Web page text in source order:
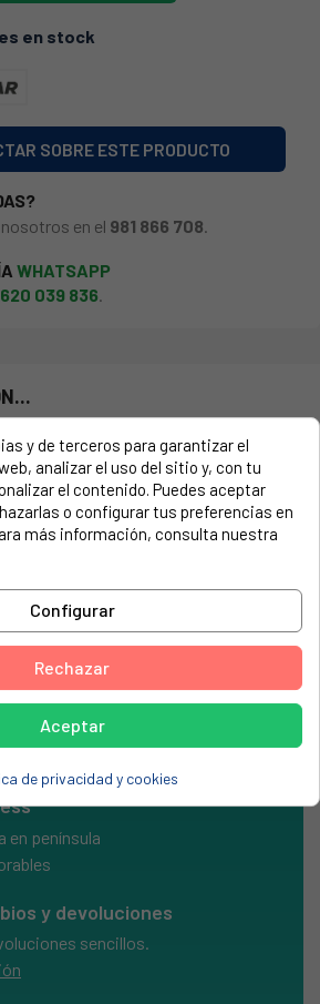
en stock
SOBRE ESTE PRODUCTO
en el 981 866 708
WHATSAPP
620 039 836.
lo encontrarás en la etiqueta de tu
estar formado por números y
6A 250V
en península
y devoluciones
sencillos.
y de terceros para garantizar el
analizar el uso del sitio y, con tu
el contenido. Puedes aceptar
o configurar tus preferencias en
más información, consulta nuestra
Configurar
Rechazar
Aceptar
de privacidad y cookies